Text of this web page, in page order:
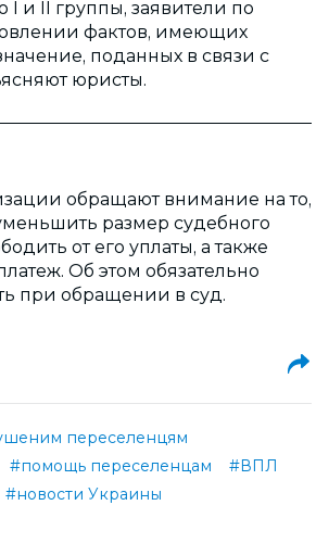
I и II группы, заявители по
фактов, имеющих
поданных в связи с
юристы.
обращают внимание на то,
размер судебного
от его уплаты, а также
Об этом обязательно
при обращении в суд.
переселенцям
#помощь переселенцам
#ВПЛ
#новости Украины